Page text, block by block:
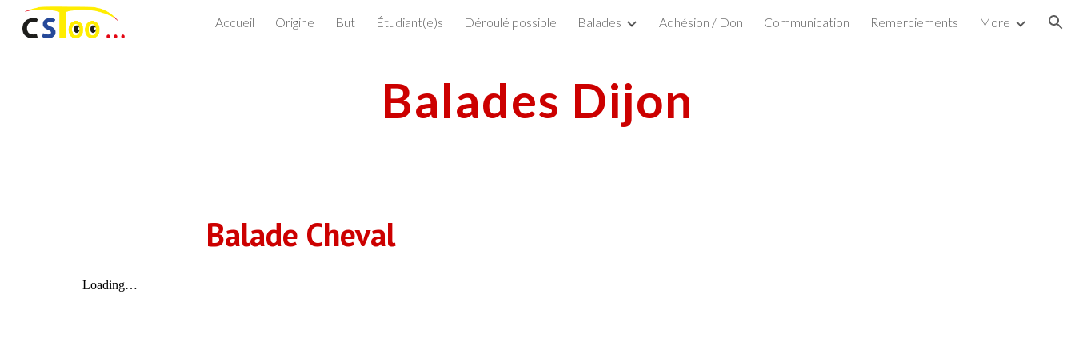
Skip to main content Skip to navigation
Accueil Origine But Étudiant(e)s Déroulé possible Balades Adhésion / Don Communication Remerciements More
Balades Dijon
Balade Cheval